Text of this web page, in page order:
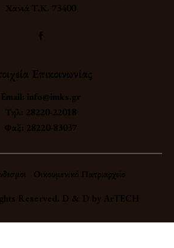
Χανιά Τ.Κ. 73400
Επικοινωνίας
Email: info@imks.gr
Τηλ: 28220-22018
Φαξ: 28220-83037
Οικουμενικό Πατριαρχείο
Reserved. D & D by ArTECH